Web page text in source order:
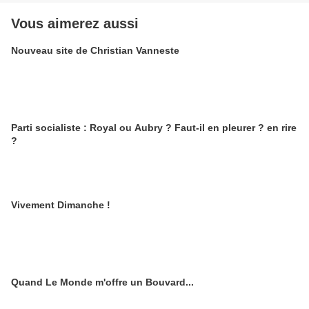
Vous aimerez aussi
Nouveau site de Christian Vanneste
Parti socialiste : Royal ou Aubry ? Faut-il en pleurer ? en rire
?
Vivement Dimanche !
Quand Le Monde m'offre un Bouvard...